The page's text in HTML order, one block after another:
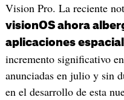
Vision Pro. La reciente
visionOS ahora
aplicaciones
incremento significativo
anunciadas en julio y sin
en el desarrollo de esta